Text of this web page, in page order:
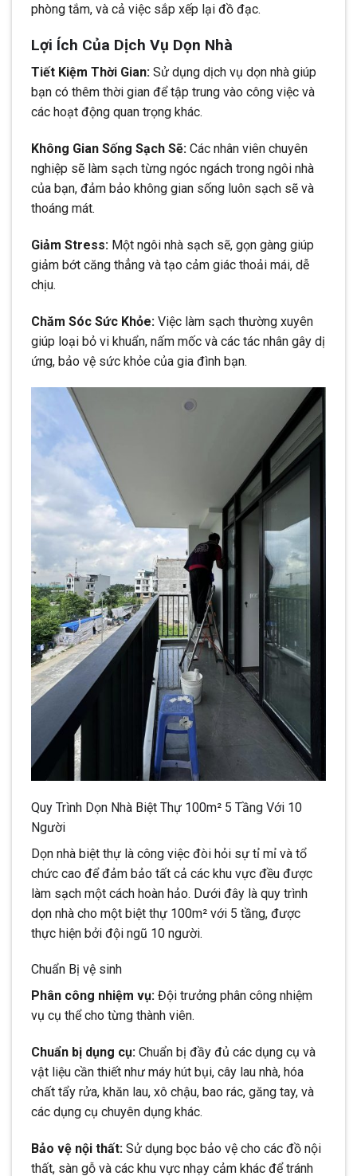
phòng tắm, và cả việc sắp xếp lại đồ đạc.
Lợi Ích Của Dịch Vụ Dọn Nhà
Tiết Kiệm Thời Gian: Sử dụng dịch vụ dọn nhà giúp
bạn có thêm thời gian để tập trung vào công việc và
các hoạt động quan trọng khác.
Không Gian Sống Sạch Sẽ: Các nhân viên chuyên
nghiệp sẽ làm sạch từng ngóc ngách trong ngôi nhà
của bạn, đảm bảo không gian sống luôn sạch sẽ và
thoáng mát.
Giảm Stress: Một ngôi nhà sạch sẽ, gọn gàng giúp
giảm bớt căng thẳng và tạo cảm giác thoải mái, dễ
chịu.
Chăm Sóc Sức Khỏe: Việc làm sạch thường xuyên
giúp loại bỏ vi khuẩn, nấm mốc và các tác nhân gây dị
ứng, bảo vệ sức khỏe của gia đình bạn.
Quy Trình Dọn Nhà Biệt Thự 100m² 5 Tầng Với 10
Người
Dọn nhà biệt thự là công việc đòi hỏi sự tỉ mỉ và tổ
chức cao để đảm bảo tất cả các khu vực đều được
làm sạch một cách hoàn hảo. Dưới đây là quy trình
dọn nhà cho một biệt thự 100m² với 5 tầng, được
thực hiện bởi đội ngũ 10 người.
Chuẩn Bị vệ sinh
Phân công nhiệm vụ: Đội trưởng phân công nhiệm
vụ cụ thể cho từng thành viên.
Chuẩn bị dụng cụ: Chuẩn bị đầy đủ các dụng cụ và
vật liệu cần thiết như máy hút bụi, cây lau nhà, hóa
chất tẩy rửa, khăn lau, xô chậu, bao rác, găng tay, và
các dụng cụ chuyên dụng khác.
Bảo vệ nội thất: Sử dụng bọc bảo vệ cho các đồ nội
thất, sàn gỗ và các khu vực nhạy cảm khác để tránh